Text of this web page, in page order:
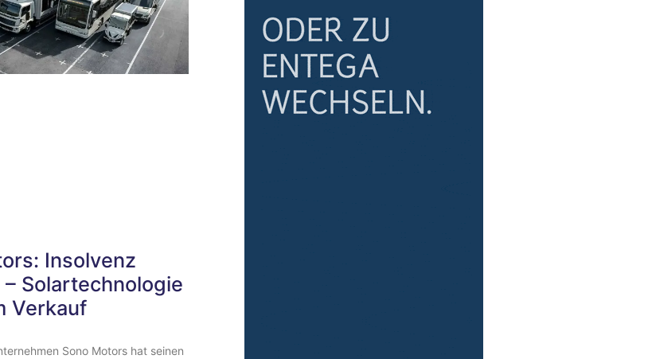
Insolvenz
Solartechnologie
Verkauf
Sono Motors hat seinen